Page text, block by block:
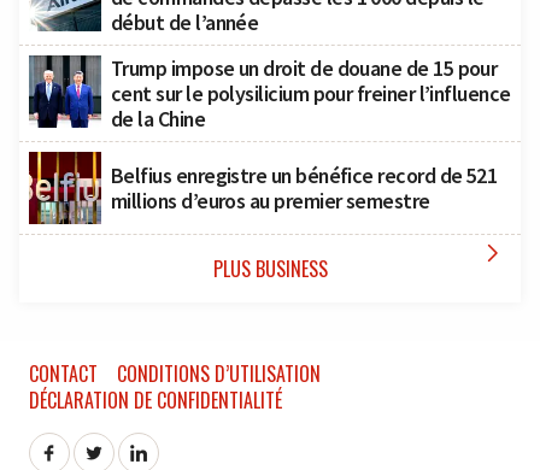
début de l’année
Trump impose un droit de douane de 15 pour
cent sur le polysilicium pour freiner l’influence
de la Chine
Belfius enregistre un bénéfice record de 521
millions d’euros au premier semestre
PLUS BUSINESS 
CONTACT
CONDITIONS D’UTILISATION
DÉCLARATION DE CONFIDENTIALITÉ